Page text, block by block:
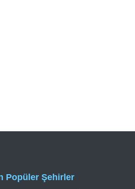
Popüler Şehirler